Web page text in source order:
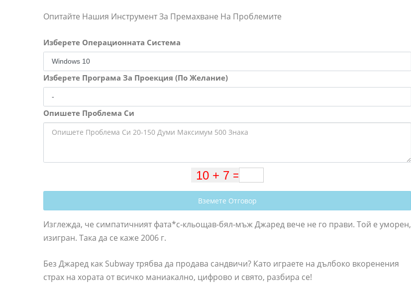
Опитайте Нашия Инструмент За Премахване На Проблемите
Изберете Операционната Система
Изберете Програма За Проекция (По Желание)
Опишете Проблема Си
Вземете Отговор
Изглежда, че симпатичният фата*с-кльощав-бял-мъж Джаред вече не го прави. Той е уморен,
изигран. Така да се каже 2006 г.
Без Джаред как Subway трябва да продава сандвичи? Като играете на дълбоко вкоренения
страх на хората от всичко маниакално, цифрово и свято, разбира се!